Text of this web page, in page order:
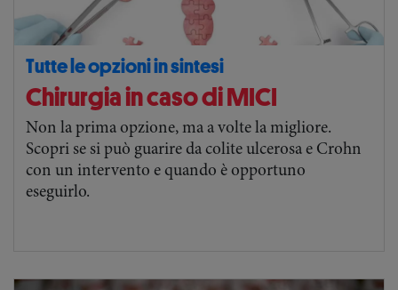
Tutte le opzioni in sintesi
Chirurgia in caso di MICI
Non la prima opzione, ma a volte la migliore.
Scopri se si può guarire da colite ulcerosa e Crohn
con un intervento e quando è opportuno
eseguirlo.